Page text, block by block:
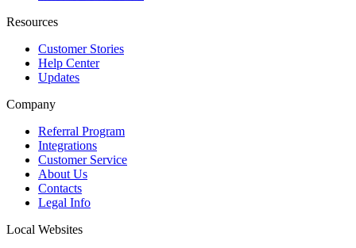
Resources
Customer Stories
Help Center
Updates
Company
Referral Program
Integrations
Customer Service
About Us
Contacts
Legal Info
Local Websites